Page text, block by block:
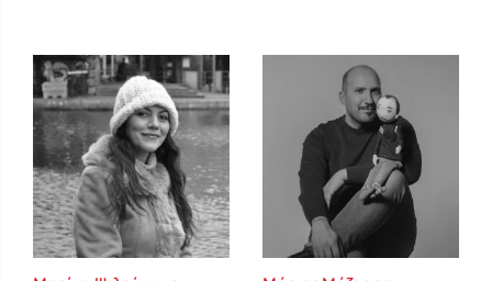
Ιωάννης Γλωσσόπουλος
Ένας γίγαντας στο σχολείο